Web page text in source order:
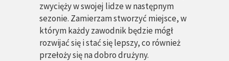
zwycięży w swojej lidze w następnym
sezonie. Zamierzam stworzyć miejsce, w
którym każdy zawodnik będzie mógł
rozwijać się i stać się lepszy, co również
przełoży się na dobro drużyny.